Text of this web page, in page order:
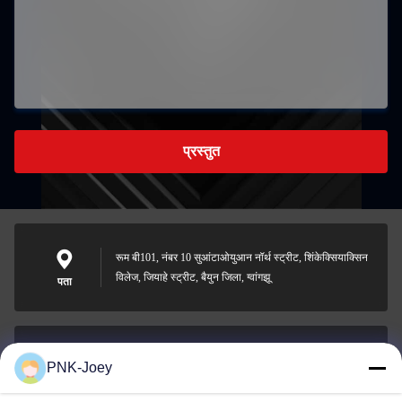
प्रस्तुत
पता
रूम बी101, नंबर 10 सुआंटाओयुआन नॉर्थ स्ट्रीट, शिंकेक्सियाक्सिन
विलेज, जियाहे स्ट्रीट, बैयुन जिला, ग्वांगझू
PNK-Joey